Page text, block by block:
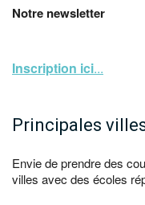
Notre newsletter
Inscription ici...
Principales
Envie de prendre des
villes avec des écoles